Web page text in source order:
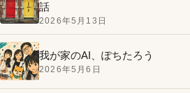
話
2026年5月13日
我が家のAI、ぽちたろう
2026年5月6日